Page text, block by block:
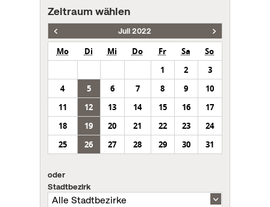
Zeitraum wählen
Juli 2022
Mo Di Mi Do Fr Sa
So
1
2
3
4
5 6 7 8 9
10
11
12 13 14 15 16
17
18
19 20 21 22 23
24
25
26 27 28 29 30 31
oder
Stadtbezirk